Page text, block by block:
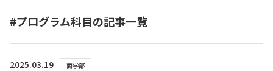
#プログラム科目の記事一覧
2025.03.19 商学部